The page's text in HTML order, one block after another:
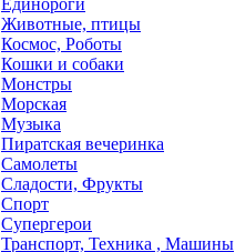
Единороги
Животные, птицы
Космос, Роботы
Кошки и собаки
Монстры
Морская
Музыка
Пиратская вечеринка
Самолеты
Сладости, Фрукты
Спорт
Супергерои
Транспорт, Техника , Машины